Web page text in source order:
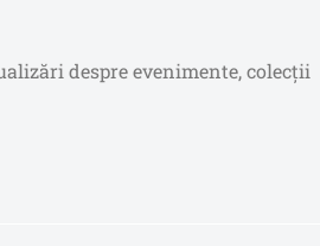
despre evenimente, colecții